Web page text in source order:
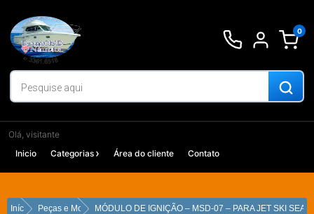
para
conteúdo
0
Olá, visitante
Inicio
Categorias Área do cliente Contato
Início Peças e MotoresMÓDULO DE IGNIÇÃO – MSD-07 – PARA JET SKI SEA